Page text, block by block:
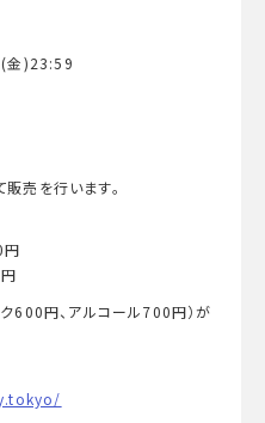
金)23:59
売を行います。
円
600円、アルコール700円）が